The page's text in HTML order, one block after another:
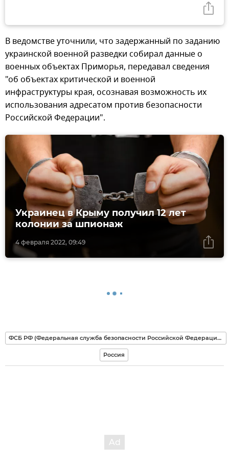
В ведомстве уточнили, что задержанный по заданию
украинской военной разведки собирал данные о
военных объектах Приморья, передавал сведения
"об объектах критической и военной
инфраструктуры края, осознавая возможность их
использования адресатом против безопасности
Российской Федерации".
4 февраля 2022, 09:49
Украинец в Крыму получил 12 лет
колонии за шпионаж
ФСБ РФ (Федеральная служба безопасности Российской Федерации)
Россия